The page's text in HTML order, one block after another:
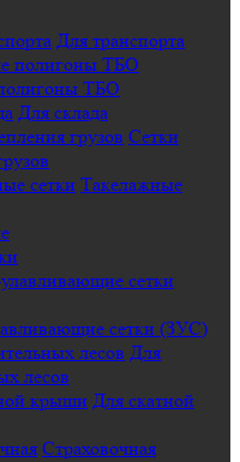
Для транспорта
ТБО
Для склада
Сетки
Такелажные
сетки (ЗУС)
Для
лесов
Для скатной
Страховочная